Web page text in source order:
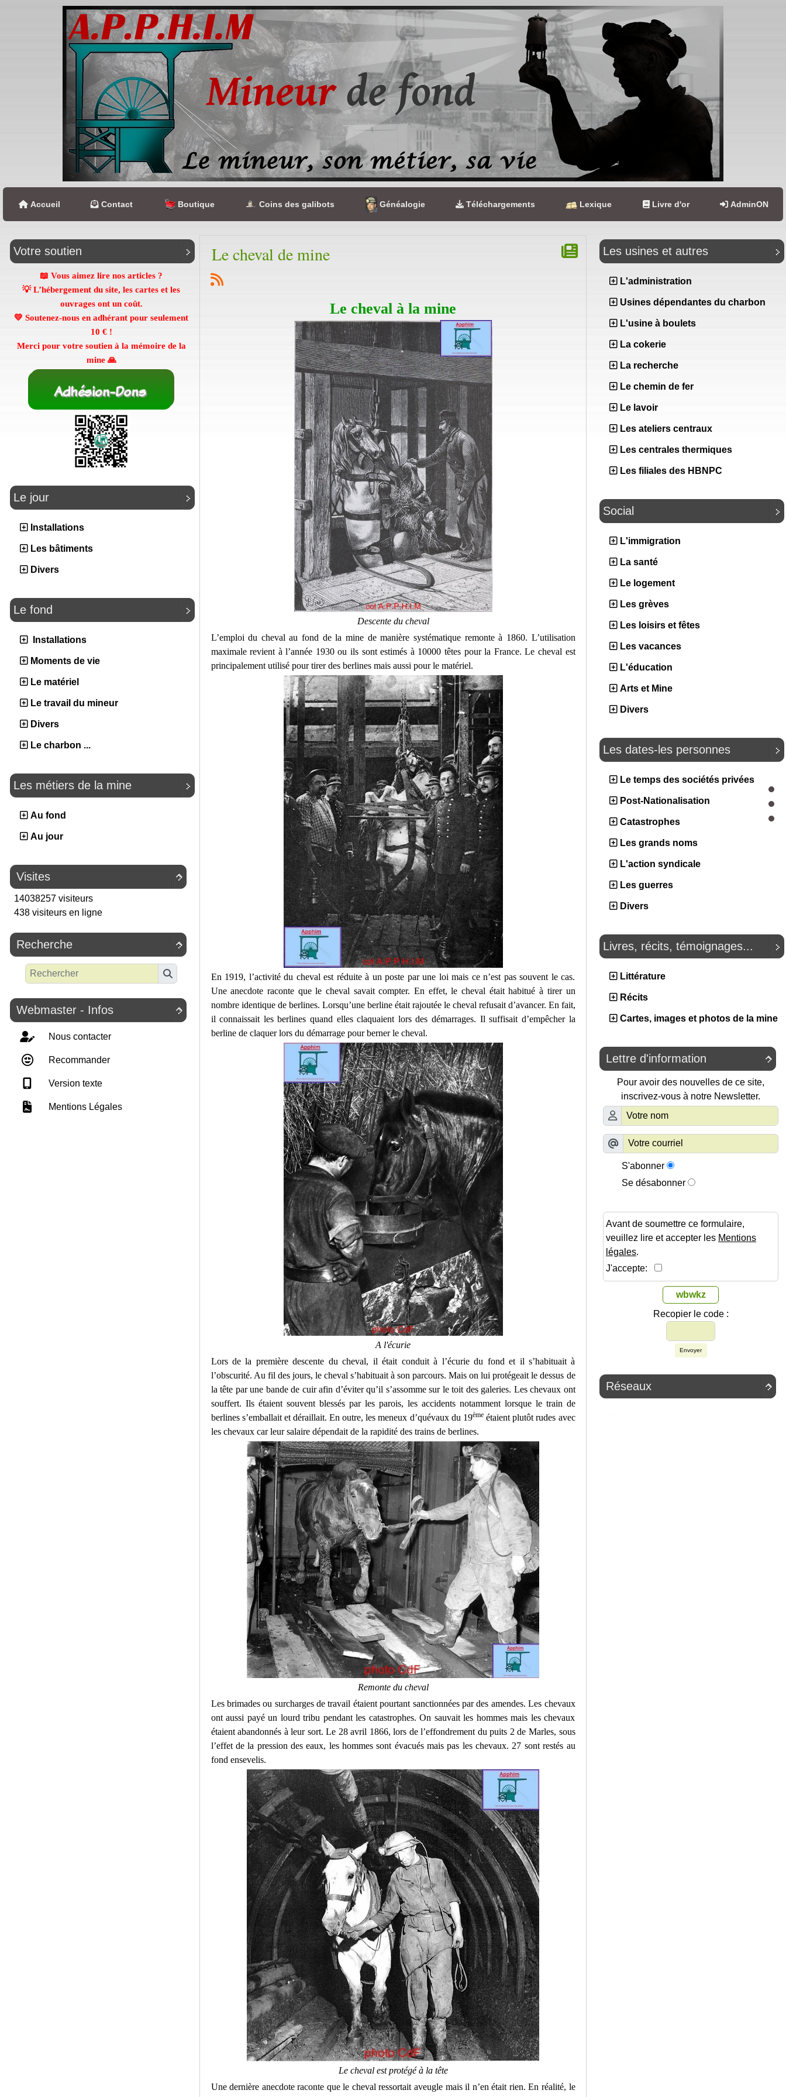
Accueil Contact Boutique Coins des galibots Généalogie Téléchargements Lexique Livre d'or AdminON
Votre soutien
📖 Vous aimez lire nos articles ?
💡 L’hébergement du site, les cartes et les
ouvrages ont un coût.
💛 Soutenez-nous en adhérant pour seulement
10 €!
Merci pour votre soutien à la mémoire de la
mine 🙏
Le jour
Installations
Les bâtiments
Divers
Le fond
Installations
Moments de vie
Le matériel
Le travail du mineur
Divers
Le charbon ...
Les métiers de la mine
Au fond
Au jour

Visites
14038257 visiteurs
438 visiteurs en ligne

Recherche

Webmaster - Infos
Nous contacter
Recommander
Version texte
Mentions Légales
Le cheval de mine
Le cheval à la mine
Descente du cheval
L’emploi du cheval au fond de la mine de manière systématique remonte à 1860. L’utilisation
maximale revient à l’année 1930 ou ils sont estimés à 10000 têtes pour la France. Le cheval est
principalement utilisé pour tirer des berlines mais aussi pour le matériel.
En 1919, l’activité du cheval est réduite à un poste par une loi mais ce n’est pas souvent le cas.
Une anecdote raconte que le cheval savait compter. En effet, le cheval était habitué à tirer un
nombre identique de berlines. Lorsqu’une berline était rajoutée le cheval refusait d’avancer. En fait,
il connaissait les berlines quand elles claquaient lors des démarrages. Il suffisait d’empêcher la
berline de claquer lors du démarrage pour berner le cheval.
A l'écurie
Lors de la première descente du cheval, il était conduit à l’écurie du fond et il s’habituait à
l’obscurité. Au fil des jours, le cheval s’habituait à son parcours. Mais on lui protégeait le dessus de
la tête par une bande de cuir afin d’éviter qu’il s’assomme sur le toit des galeries. Les chevaux ont
souffert. Ils étaient souvent blessés par les parois, les accidents notamment lorsque le train de
berlines s’emballait et déraillait. En outre, les meneux d’quévaux du 19èmeétaient plutôt rudes avec
les chevaux car leur salaire dépendait de la rapidité des trains de berlines.
Remonte du cheval
Les brimades ou surcharges de travail étaient pourtant sanctionnées par des amendes. Les chevaux
ont aussi payé un lourd tribu pendant les catastrophes. On sauvait les hommes mais les chevaux
étaient abandonnés à leur sort. Le 28 avril 1866, lors de l’effondrement du puits 2 de Marles, sous
l’effet de la pression des eaux, les hommes sont évacués mais pas les chevaux. 27 sont restés au
fond ensevelis.
Le cheval est protégé à la tête
Une dernière anecdote raconte que le cheval ressortait aveugle mais il n’en était rien. En réalité, le
Les usines et autres
L'administration
Usines dépendantes du charbon
L'usine à boulets
La cokerie
La recherche
Le chemin de fer
Le lavoir
Les ateliers centraux
Les centrales thermiques
Les filiales des HBNPC
Social
L'immigration
La santé
Le logement
Les grèves
Les loisirs et fêtes
Les vacances
L'éducation
Arts et Mine
Divers
Les dates-les personnes
Le temps des sociétés privées
Post-Nationalisation
Catastrophes
Les grands noms
L'action syndicale
Les guerres
Divers
Livres, récits, témoignages...
Littérature
Récits
Cartes, images et photos de la mine

Lettre d'information
Pour avoir des nouvelles de ce site,
inscrivez-vous à notre Newsletter.
S'abonner
Se désabonner
Avant de soumettre ce formulaire,
veuillez lire et accepter les Mentions
légales.
J'accepte:
wbwkz
Recopier le code :
Envoyer

Réseaux